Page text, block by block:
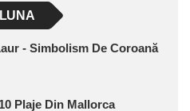
- Simbolism De Coroană
Plaje Din Mallorca